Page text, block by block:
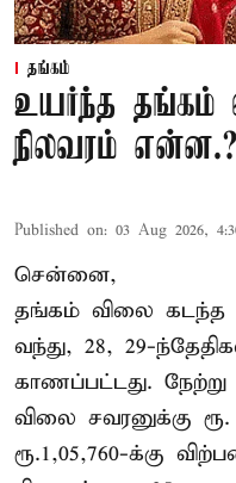
தங்கம்
உயர்ந்த
நிலவரம் என்ன.?
Published on: 03 Aug 2026,
சென்னை,
தங்கம் விலை கடந்த
வந்து, 28, 29-
காணப்பட்டது.
விலை சவரனுக்கு
ரூ.1,05,760-க்கு